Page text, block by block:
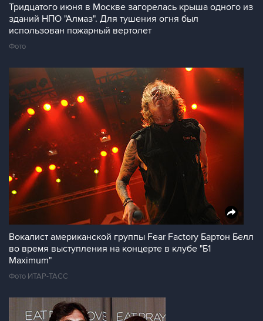
Тридцатого июня в Москве загорелась крыша одного из
зданий НПО "Алмаз". Для тушения огня был
использован пожарный вертолет
Фото
Вокалист американской группы Fear Factory Бартон Белл
во время выступления на концерте в клубе "Б1
Maximum"
Фото ИТАР-ТАСС